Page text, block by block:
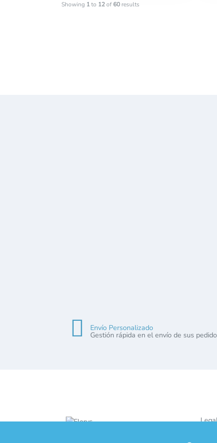
Showing 1to 12of60 results
Envío Personalizado
Gestión rápida en el envío de sus